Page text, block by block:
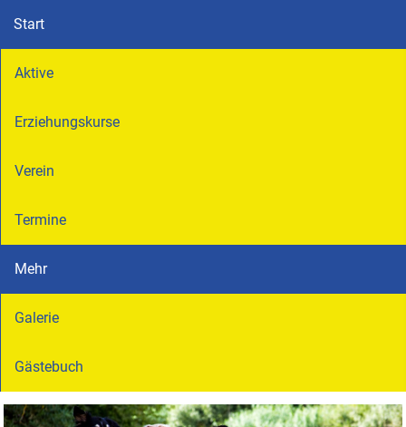
Start
Aktive
Erziehungskurse
Verein
Termine
Mehr
Galerie
Gästebuch